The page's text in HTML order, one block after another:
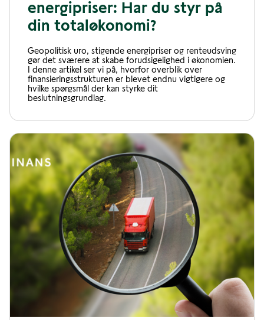
energipriser: Har du styr på
din totaløkonomi?
Geopolitisk uro, stigende energipriser og renteudsving
gør det sværere at skabe forudsigelighed i økonomien.
I denne artikel ser vi på, hvorfor overblik over
finansieringsstrukturen er blevet endnu vigtigere og
hvilke spørgsmål der kan styrke dit
beslutningsgrundlag.